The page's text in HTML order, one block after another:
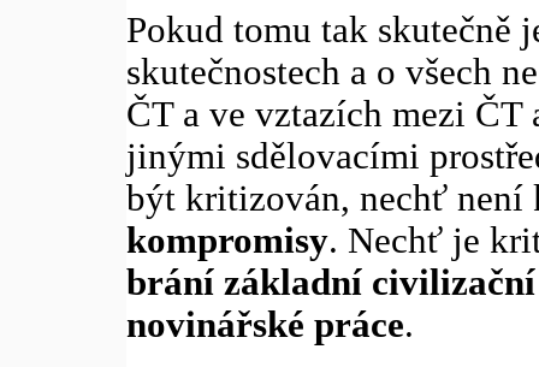
Pokud tomu tak skutečně
skutečnostech a o všech
ČT a ve vztazích mezi
jinými sdělovacími
být kritizován, nechť
kompromisy. Nechť je
brání základní
novinářské práce.